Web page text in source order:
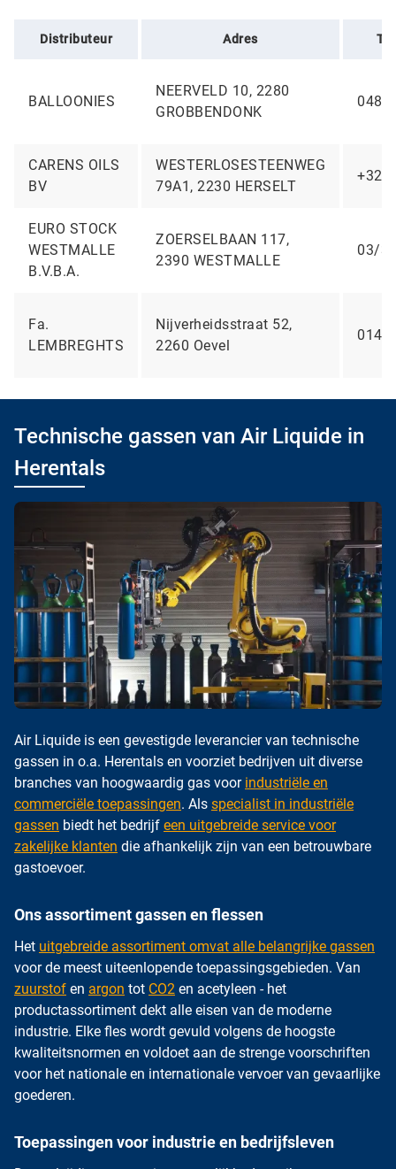
Distributeur Adres
BALLOONIES
NEERVELD 10, 2280
GROBBENDONK
CARENS OILS
BV
WESTERLOSESTEENWEG
79A1, 2230 HERSELT
EURO STOCK
WESTMALLE
B.V.B.A.
ZOERSELBAAN 117,
2390 WESTMALLE
03/
Fa.
LEMBREGHTS
Nijverheidsstraat 52,
2260 Oevel
014/
Technische gassen van Air Liquide in
Herentals
Air Liquide is een gevestigde leverancier van technische
gassen in o.a. Herentals en voorziet bedrijven uit diverse
branches van hoogwaardig gas voor industriële en
commerciële toepassingen. Als specialist in industriële
gassen biedt het bedrijf een uitgebreide service voor
zakelijke klanten die afhankelijk zijn van een betrouwbare
gastoevoer.
Ons assortiment gassen en flessen
Het uitgebreide assortiment omvat alle belangrijke gassen
voor de meest uiteenlopende toepassingsgebieden. Van
zuurstof en argon tot CO2 en acetyleen - het
productassortiment dekt alle eisen van de moderne
industrie. Elke fles wordt gevuld volgens de hoogste
kwaliteitsnormen en voldoet aan de strenge voorschriften
voor het nationale en internationale vervoer van gevaarlijke
goederen.
Toepassingen voor industrie en bedrijfsleven